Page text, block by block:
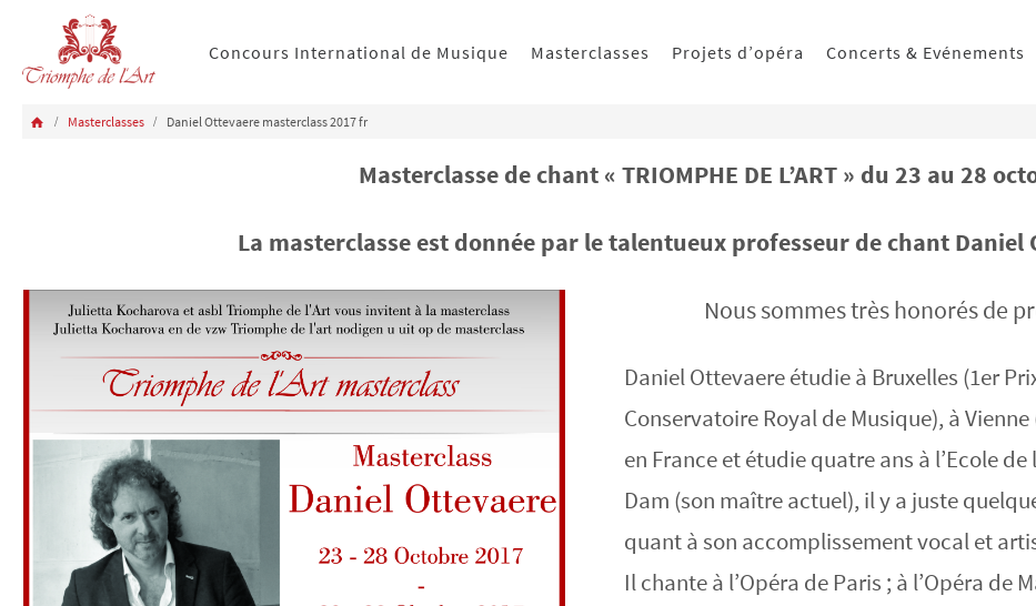
Concours International de Musique Masterclasses Projets d’opéra Concerts & Evénements
Masterclasses Daniel Ottevaere masterclass 2017 fr
Masterclasse de chant « TRIOMPHE DE L’ART » du 23 au 28
La masterclasse est donnée par le talentueux professeur de chant Daniel
Nous sommes très honorés de
Daniel Ottevaere étudie à Bruxelles (1er
Conservatoire Royal de Musique), à
en France et étudie quatre ans à l’Ecole
Dam (son maître actuel), il y a juste
quant à son accomplissement vocal et
Il chante à l’Opéra de Paris ; à l’Opéra de